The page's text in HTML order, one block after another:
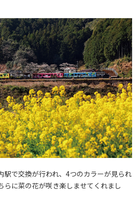
駅で交換が行われ、4つのカラーが見られ
らに菜の花が咲き楽しませてくれまし